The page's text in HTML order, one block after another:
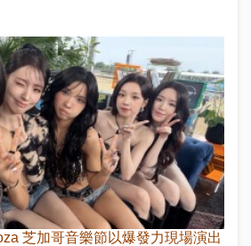
芝加哥音樂節以爆發力現場演出